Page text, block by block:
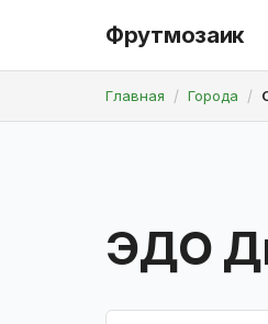
Фрутмозаик
Главная Города
ЭДО